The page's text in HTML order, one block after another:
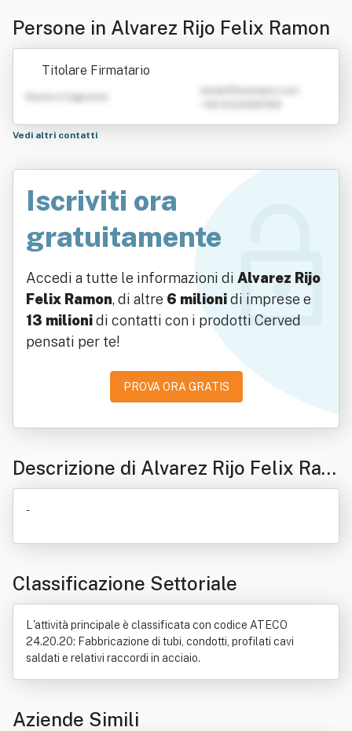
Persone in Alvarez Rijo Felix Ramon
Titolare Firmatario
Nome e Cognome
Vedi altri contatti
Iscriviti ora
gratuitamente
Accedi a tutte le informazioni di Alvarez Rijo
Felix Ramon, di altre 6 milionidi imprese e
13 milionidi contatti con i prodotti Cerved
pensati per te!
PROVA ORA GRATIS
Descrizione di Alvarez Rijo Felix Ram
on
-
Classificazione Settoriale
L'attività principale è classificata con codice ATECO
24.20.20: Fabbricazione di tubi, condotti, profilati cavi
saldati e relativi raccordi in acciaio.
Aziende Simili